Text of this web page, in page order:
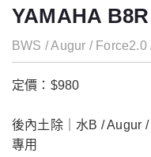
YAMAHA
BWS / Augur /
定價：$980
後內土除｜水B / Augur
專用